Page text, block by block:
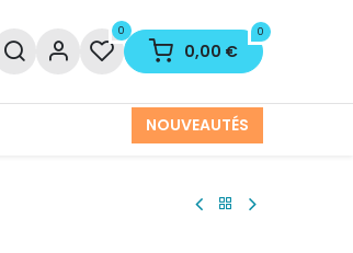
0 0
0,00 €
NOUVEAUTÉS